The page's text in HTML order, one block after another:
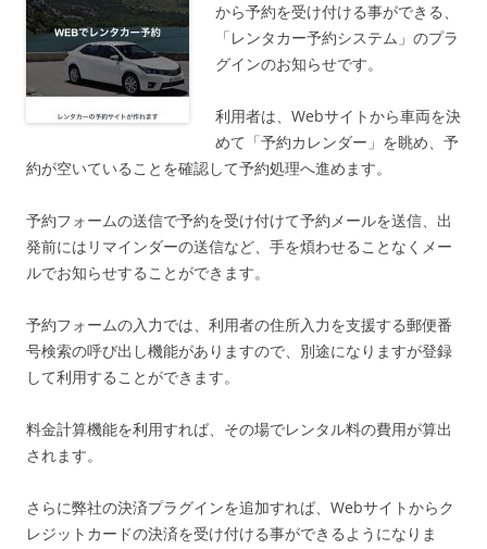
から予約を受け付ける事ができる、
「レンタカー予約システム」のプラ
グインのお知らせです。
利用者は、Webサイトから車両を決
めて「予約カレンダー」を眺め、予
約が空いていることを確認して予約処理へ進めます。
予約フォームの送信で予約を受け付けて予約メールを送信、出
発前にはリマインダーの送信など、手を煩わせることなくメー
ルでお知らせすることができます。
予約フォームの入力では、利用者の住所入力を支援する郵便番
号検索の呼び出し機能がありますので、別途になりますが登録
して利用することができます。
料金計算機能を利用すれば、その場でレンタル料の費用が算出
されます。
さらに弊社の決済プラグインを追加すれば、Webサイトからク
レジットカードの決済を受け付ける事ができるようになりま